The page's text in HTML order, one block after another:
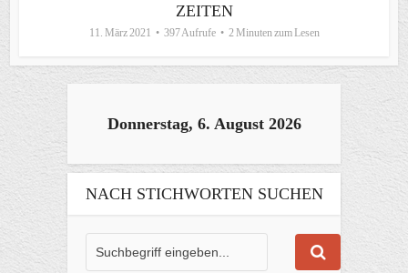
ZEITEN
11. März 2021 397 Aufrufe 2 Minuten zum Lesen
Donnerstag, 6. August 2026
NACH STICHWORTEN SUCHEN